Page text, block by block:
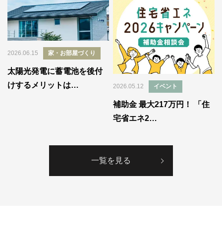
2026.06.15 家・お部屋づくり
太陽光発電に蓄電池を後付
けするメリットは…
2026.05.12 イベント
補助金 最大217万円！ 「住
宅省エネ2…
一覧を見る